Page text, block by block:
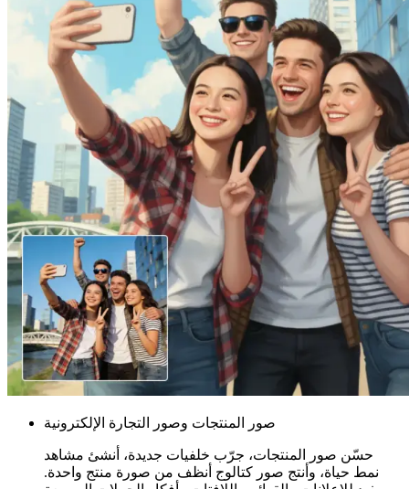
صور المنتجات وصور التجارة الإلكترونية
حسّن صور المنتجات، جرّب خلفيات جديدة، أنشئ مشاهد
نمط حياة، وأنتج صور كتالوج أنظف من صورة منتج واحدة.